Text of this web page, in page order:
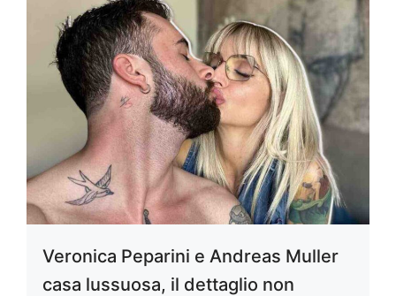
Veronica Peparini e Andreas Muller
casa lussuosa, il dettaglio non